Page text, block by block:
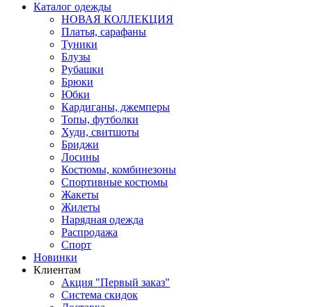
Каталог одежды
НОВАЯ КОЛЛЕКЦИЯ
Платья, сарафаны
Туники
Блузы
Рубашки
Брюки
Юбки
Кардиганы, джемперы
Топы, футболки
Худи, свитшоты
Бриджи
Лосины
Костюмы, комбинезоны
Спортивные костюмы
Жакеты
Жилеты
Нарядная одежда
Распродажа
Спорт
Новинки
Клиентам
Акция "Первый заказ"
Система скидок